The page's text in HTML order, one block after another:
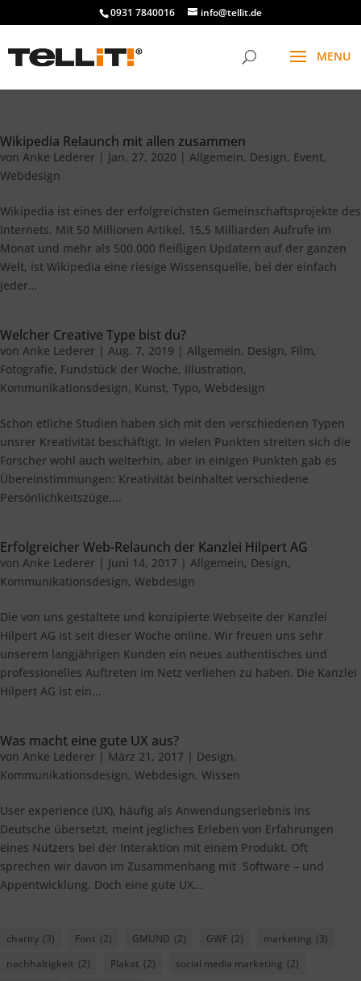
0931 7840016 info@tellit.de
Wikipedia Relaunch mit allen zusammen
von Anke Lederer | Jan. 27, 2020 | Allgemein, Design, Event,
Webdesign
Wikipedia ist eines der erfolgreichsten Gemeinschaftsprojekte des
Internets. Mit 50 Millionen Artikel, 15,5 Milliarden Aufrufe im
Monat und mehr als 500.000 fleißigen Updatern auf der ganzen
Welt, ist Wikipedia eine riesige Wissensquelle, bei der einfach
jeder...
Welcher Creative Type bist du?
von Anke Lederer | Aug. 7, 2019 | Allgemein, Design, Film,
Fotografie, Fundstück der Woche, Illustration,
Kommunikationsdesign, Kunst, Typo, Webdesign
Schon etliche Studien haben sich mit den verschiedenen Typen
unsrer Kreativität beschäftigt. In vielen Punkten streiten sich die
Forscher wohl auch weiterhin, aber in einigen Punkten gab es
Übereinstimmungen: Kreativität beinhaltet verschiedene
Persönlichkeitszüge,...
Erfolgreicher Web-Relaunch der Kanzlei Hilpert AG
von Anke Lederer | Juni 14, 2017 | Allgemein, Design,
Kommunikationsdesign, Webdesign
Die von uns gestaltete und konzipierte Webseite der Kanzlei
Hilpert AG ist seit dieser Woche online. Wir freuen uns sehr
unserem langjährigen Kunden ein neues authentisches und
professionelles Auftreten im Netz verliehen zu haben. Die Kanzlei
Hilpert AG ist ein...
Was macht eine gute UX aus?
von Anke Lederer | März 21, 2017 | Design,
Kommunikationsdesign, Webdesign, Wissen
User experience (UX), häufig als Anwendungserlebnis ins
Deutsche übersetzt, meint jegliches Erleben von Erfahrungen
eines Nutzers bei der Interaktion mit einem Produkt. Oft
sprechen wir davon im Zusammenhang mit Software – und
Appentwicklung. Doch eine gute UX...
charity (3) Font (2) GMUND (2) GWF (2) marketing (3)
nachhaltigkeit (2) Plakat (2) social media marketing (2)